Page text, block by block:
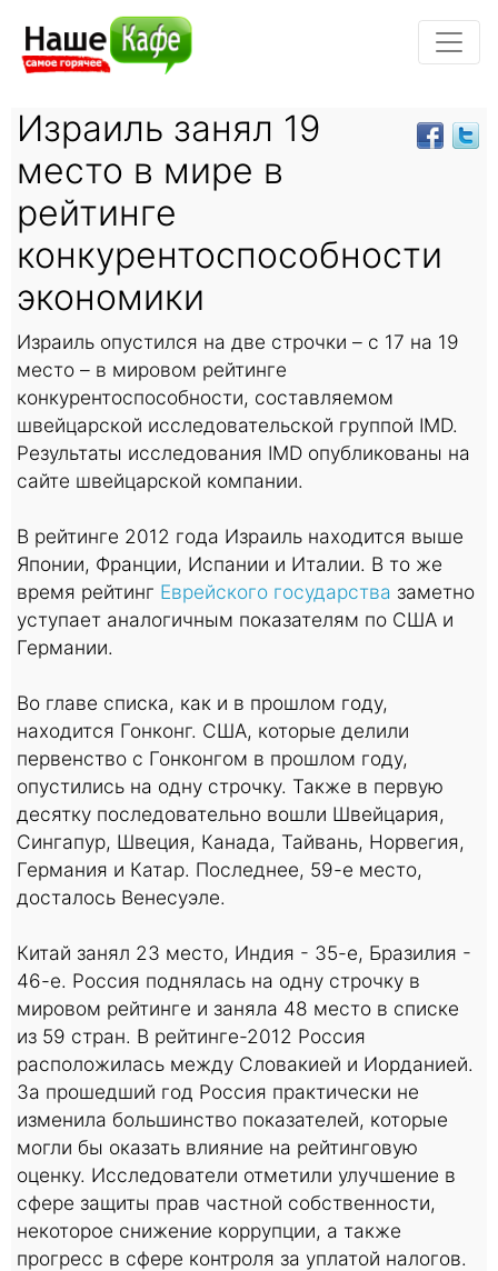
Израиль занял 19
место в мире в
рейтинге
конкурентоспособности
экономики
Израиль опустился на две строчки – с 17 на 19
место – в мировом рейтинге
конкурентоспособности, составляемом
швейцарской исследовательской группой IMD.
Результаты исследования IMD опубликованы на
сайте швейцарской компании.
В рейтинге 2012 года Израиль находится выше
Японии, Франции, Испании и Италии. В то же
время рейтинг Еврейского государства заметно
уступает аналогичным показателям по США и
Германии.
Во главе списка, как и в прошлом году,
находится Гонконг. США, которые делили
первенство с Гонконгом в прошлом году,
опустились на одну строчку. Также в первую
десятку последовательно вошли Швейцария,
Сингапур, Швеция, Канада, Тайвань, Норвегия,
Германия и Катар. Последнее, 59-е место,
досталось Венесуэле.
Китай занял 23 место, Индия - 35-е, Бразилия -
46-е. Россия поднялась на одну строчку в
мировом рейтинге и заняла 48 место в списке
из 59 стран. В рейтинге-2012 Россия
расположилась между Словакией и Иорданией.
За прошедший год Россия практически не
изменила большинство показателей, которые
могли бы оказать влияние на рейтинговую
оценку. Исследователи отметили улучшение в
сфере защиты прав частной собственности,
некоторое снижение коррупции, а также
прогресс в сфере контроля за уплатой налогов.